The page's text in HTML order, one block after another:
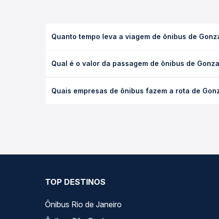
Quanto tempo leva a viagem de ônibus de
executivo ou leito) e as condições de tráfego. Na
Qual é o valor da passagem de ônibus de
poltrona e a antecedência da compra. Na Quero
Quais empresas de ônibus fazem a rota de
TOP DESTINOS
Ônibus Rio de Janeiro